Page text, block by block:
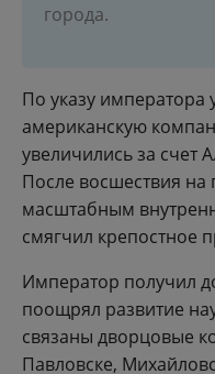
города.
По указу императора
американскую
увеличились за счет
После восшествия на
масштабным
смягчил крепостное
Император получил
поощрял развитие
связаны дворцовые
Павловске,